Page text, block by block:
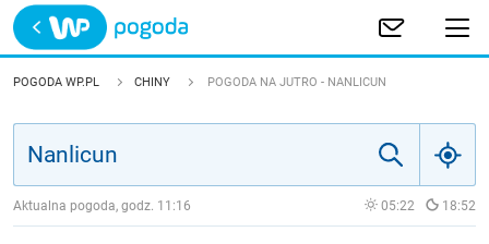
Trwa ładowanie
POLSKA
POGODA WP.PL CHINY POGODA NA JUTRO - NANLICUN
Aktualna pogoda, godz. 11:16 05:22 18:52